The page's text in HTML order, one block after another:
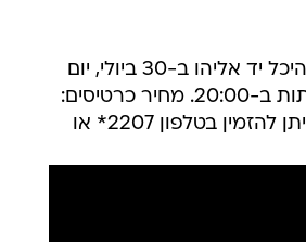
ההופעה תתקיים בהיכל יד אליהו ב-30 ביולי, יום
חמישי , פתיחת דלתות ב-20:00. מחיר כרטיסים: